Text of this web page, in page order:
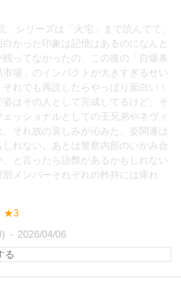
。シリーズは「火宅」まで読んでて、
白かった印象は記憶はあるのになんと
残ってなかったの、この後の「自爆条
市場」のインパクトが大きすぎるせい
れでも再読したらやっぱり面白い！
姿はその人として完成してるけど、そ
ェッショナルとしての王兄弟やネヴィ
、それ故の哀しみが沁みた。姿関連は
しれない。あとは警察内部のいがみ合
、と言ったら語弊があるかもしれない
部メンバーそれぞれの矜持には痺れ
★3
2026/04/06